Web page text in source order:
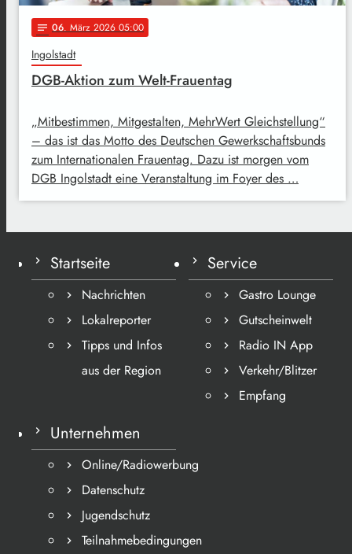
notes 06. März 2026 05:00
Ingolstadt
DGB-Aktion zum Welt-Frauentag
„Mitbestimmen, Mitgestalten, MehrWert Gleichstellung“
– das ist das Motto des Deutschen Gewerkschaftsbunds
zum Internationalen Frauentag. Dazu ist morgen vom
DGB Ingolstadt eine Veranstaltung im Foyer des …
Startseite
Nachrichten
Lokalreporter
Tipps und Infos
aus der Region
Service
Gastro Lounge
Gutscheinwelt
Radio IN App
Verkehr/Blitzer
Empfang
Unternehmen
Online/Radiowerbung
Datenschutz
Jugendschutz
Teilnahmebedingungen